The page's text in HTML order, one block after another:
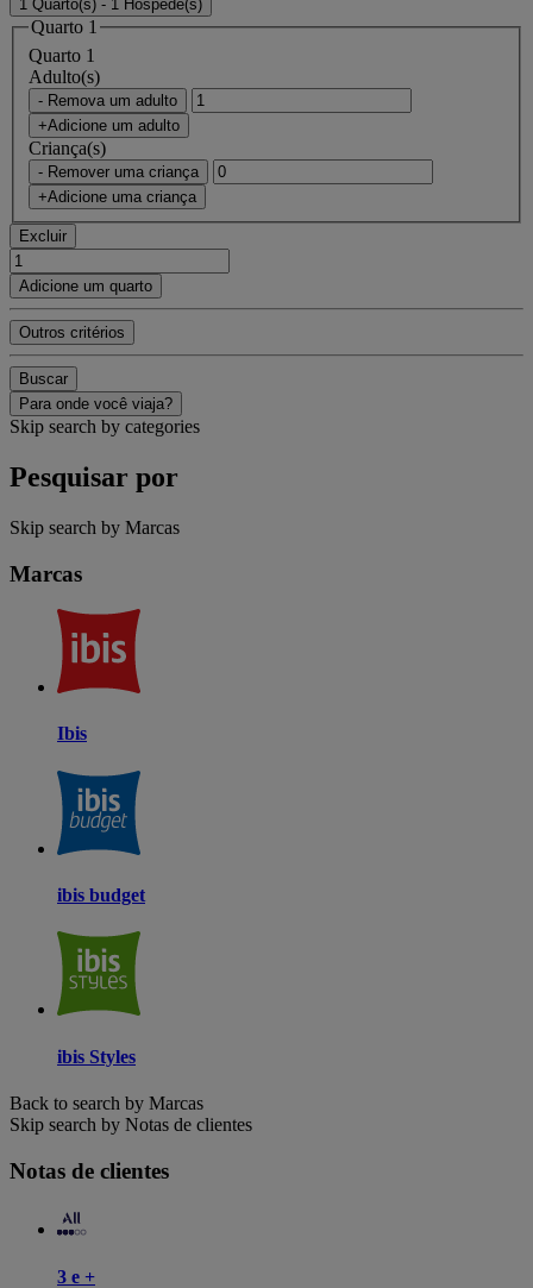
1 Quarto(s) - 1 Hóspede(s)
Quarto 1
Quarto 1
Adulto(s)
- Remova um adulto
+Adicione um adulto
Criança(s)
- Remover uma criança
+Adicione uma criança
Excluir
Adicione um quarto
Outros critérios
Buscar
Para onde você viaja?
Skip search by categories
Pesquisar por
Skip search by Marcas
Marcas
Ibis
ibis budget
ibis Styles
Back to search by Marcas
Skip search by Notas de clientes
Notas de clientes
3 e +